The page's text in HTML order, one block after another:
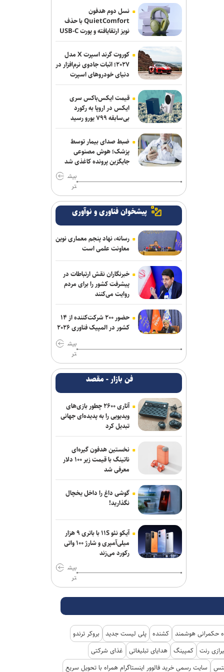
«مرد عنکبوتی: یک روز تازه» در آستانه فتح
رکوردهای تازه؛ «اودیسه» از یک میلیارد
دلار گذشت
خبرنگاری در روزهای عادی، پیشه‌ای شریف،
اما در روزهای سخت، سیمایی از مجاهدت
فرهنگی و اجتماعی پیدا می‌کند
اجرای «خسوف»؛ روایت موسیقایی عاشورا
در تالار وحدت
«واراناسی» راجامولی؛ دومین فیلم
تمام‌آی‌مکس تاریخ با بودجه ۱۵۰ میلیون
دلاری
کتاب «برنامه راهبردی حکمرانی‌محور» بنیاد
شهید رونمایی شد/ برنامه پنج‌ساله بنیاد
شهید و امور ایثارگران برای حرکت تا افق
۱۴۱۰
خانه نمایش امید به دنبال پر کردن خلأ
تئاتر نوجوان؛ اجرای ۵۰۰ نوبت نمایش در
۱۵ استان
«زنده‌شور» و «استخر» همچنان می‌تازند/
فیلم دیگر! + جدول فروش
استقبال ۲۰ برابری زنان از فضاهای
اختصاصی؛ ضرورت روزآمدسازی خدمات
برای زنان و دختران
نسل دوم هدفون
QuietComfort با حذف
نویز ارتقایافته و پورت USB-C
عرضه شد
کوروت گرند اسپرت X مدل
۲۰۲۷؛ اثبات جادوی نرم‌افزار در
دنیای خودروهای اسپرت
قیمت ایکس‌باکس سری
ایکس در اروپا به رکورد
بی‌سابقه ۷۹۹ یورو رسید
ضبط صدای بیمار توسط
پزشک؛ هوش مصنوعی
جایگزین پرونده کاغذی شد
بیش
تر
پیشخوان فناوری و نوآوری
رسانه، نهاد پنجم معماری نوین
معاونت علمی است
خبرنگاران نقش ارتباطات در
پیشرفت کشور را برای مردم
روایت می‌کنند
حضور ۲۰۰ شرکت‌کننده از ۱۴
کشور در المپیک فناوری ۲۰۲۶
بیش
تر
فن بازار - مقصد
آتاری ۲۶۰۰ چطور بازی‌های
ویدیویی را به پدیده‌ای جهانی
تبدیل کرد
نخستین هدفون گیره‌ای
ناتینگ با قیمت زیر ۱۰۰ دلار
معرفی شد
گوشی داغ را داخل یخچال
نگذارید!
آیکو نئو ۱۱S با باتری ۹ هزار
میلی‌آمپری و شارژ ۱۰۰ واتی
رکورد می‌زند
بیش
تر
حکمرانی هوشمند کشنده پلی لیست جدید
بروکر ترندو
رنت کمپینگ هدایای تبلیغاتی
غذای شرکتی
سایت رسمی خرید فالوور اینستاگرام همراه با تحویل سریع